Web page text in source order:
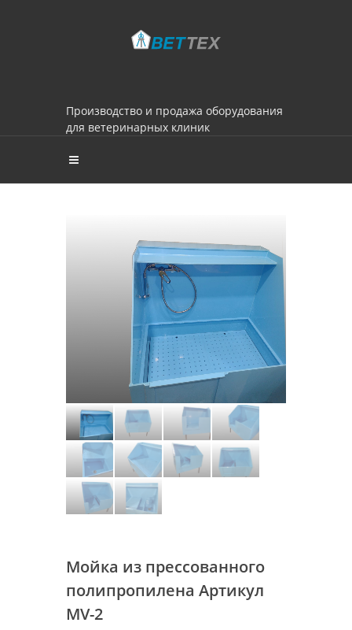
Производство и продажа оборудования
для ветеринарных клиник
Мойка из прессованного
полипропилена Артикул
MV-2